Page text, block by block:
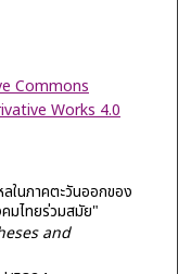
Commons
Works 4.0
ในภาคตะวันออกของ
มไทยร่วมสมัย"
and